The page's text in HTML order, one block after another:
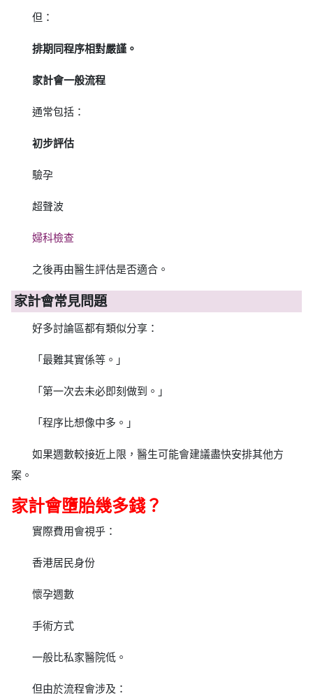
但：
排期同程序相對嚴謹。
家計會一般流程
通常包括：
初步評估
驗孕
超聲波
婦科檢查
之後再由醫生評估是否適合。
家計會常見問題
好多討論區都有類似分享：
「最難其實係等。」
「第一次去未必即刻做到。」
「程序比想像中多。」
如果週數較接近上限，醫生可能會建議盡快安排其他方
案。
家計會墮胎幾多錢？
實際費用會視乎：
香港居民身份
懷孕週數
手術方式
一般比私家醫院低。
但由於流程會涉及：